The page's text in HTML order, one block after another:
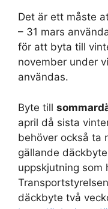
Det är ett måste
– 31 mars
för att byta till
november under
användas.
Byte till
april då sista
behöver också ta
gällande
uppskjutning som
däckbyte två